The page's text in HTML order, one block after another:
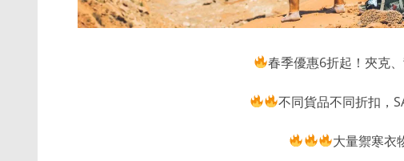
春季優惠6折起！夾克
不同貨品不同折扣，
大量禦寒衣